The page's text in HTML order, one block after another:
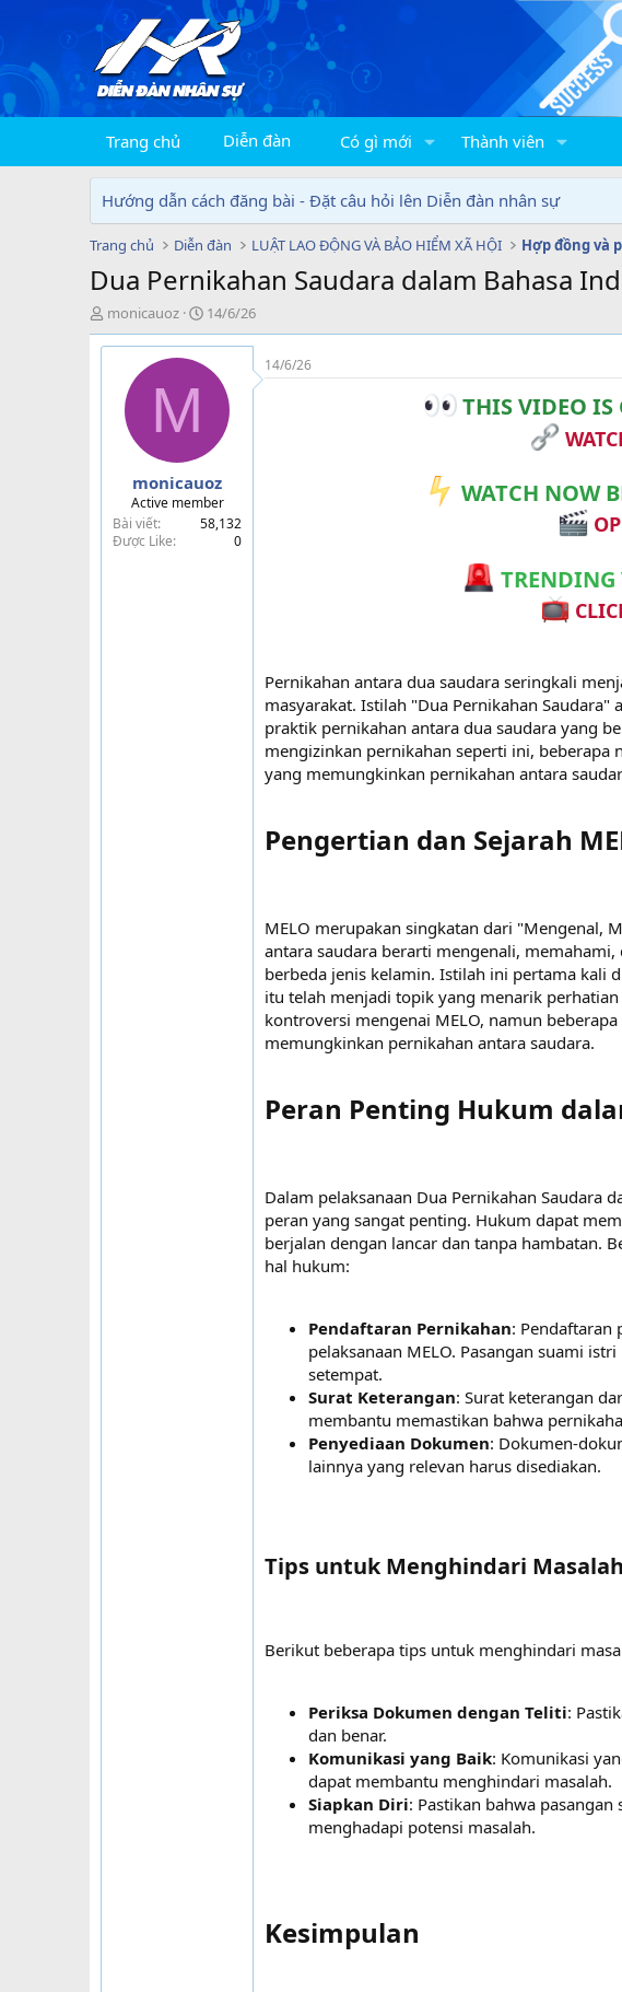
Trang chủ Diễn đàn Có gì mới Thành viên
Hướng dẫn cách đăng bài - Đặt câu hỏi lên Diễn đàn nhân sự
Trang chủ Diễn đàn LUẬT LAO ĐỘNG VÀ BẢO HIỂM XÃ HỘI Hợp đồng và
Dua Pernikahan Saudara dalam Bahasa
T
h
r
monicauoz
N
g
à
y
14/6/26
M
monicauoz
Active member
Bài viết
58,132
Được Like
0
14/6/26
THIS VIDEO IS
WATCH NOW
TRENDING
Pernikahan antara dua saudara seringkali
masyarakat. Istilah "Dua Pernikahan
praktik pernikahan antara dua saudara yang
mengizinkan pernikahan seperti ini, beberapa
yang memungkinkan pernikahan antara
Pengertian dan Sejarah
MELO merupakan singkatan dari "Mengenal,
antara saudara berarti mengenali,
berbeda jenis kelamin. Istilah ini pertama kali
itu telah menjadi topik yang menarik
kontroversi mengenai MELO, namun
memungkinkan pernikahan antara saudara.
Peran Penting Hukum
Dalam pelaksanaan Dua Pernikahan Saudara
peran yang sangat penting. Hukum dapat
berjalan dengan lancar dan tanpa hambatan.
hal hukum:
Pendaftaran Pernikahan: Pendaftaran
pelaksanaan MELO. Pasangan suami
setempat.
Surat Keterangan: Surat keterangan
membantu memastikan bahwa
Penyediaan Dokumen: Dokumen-
lainnya yang relevan harus disediakan.
Tips untuk Menghindari
Berikut beberapa tips untuk menghindari
Periksa Dokumen dengan Teliti:
dan benar.
Komunikasi yang Baik: Komunikasi
dapat membantu menghindari masalah.
Siapkan Diri: Pastikan bahwa
menghadapi potensi masalah.
Kesimpulan​